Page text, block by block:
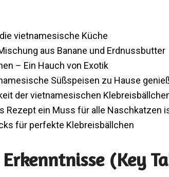
vietnamesische Küche
aus Banane und Erdnussbutter
– Ein Hauch von Exotik
Süßspeisen zu Hause
der vietnamesischen
Rezept ein Muss für alle Naschkatzen
für perfekte Klebreisbällchen
(Key